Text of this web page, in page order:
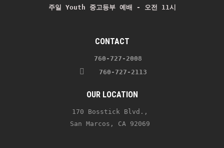
주일 Youth 중고등부 예배 - 오전 11시
CONTACT
760-727-2008
760-727-2113
OUR LOCATION
170 Bosstick Blvd.,
San Marcos, CA 92069